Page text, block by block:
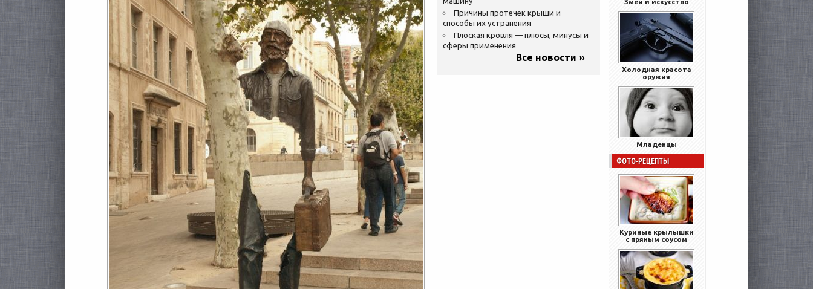
Причины протечек крыши и
способы их устранения
Плоская кровля — плюсы, минусы и
сферы применения
Все новости »
Холодная красота
оружия
Младенцы
ФОТО-РЕЦЕПТЫ
Куриные крылышки
с пряным соусом